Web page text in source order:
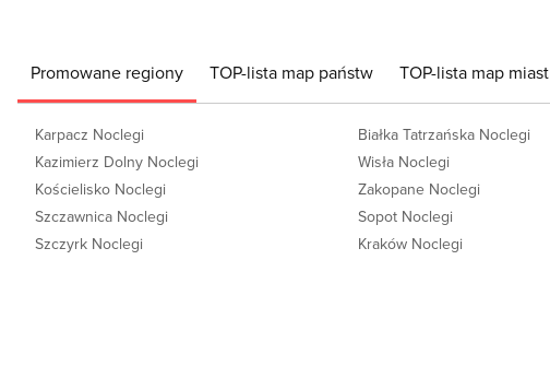
Promowane regiony TOP-lista map państw TOP-lista map miast
Karpacz Noclegi
Kazimierz Dolny Noclegi
Kościelisko Noclegi
Szczawnica Noclegi
Szczyrk Noclegi
Białka Tatrzańska Noclegi
Wisła Noclegi
Zakopane Noclegi
Sopot Noclegi
Kraków Noclegi